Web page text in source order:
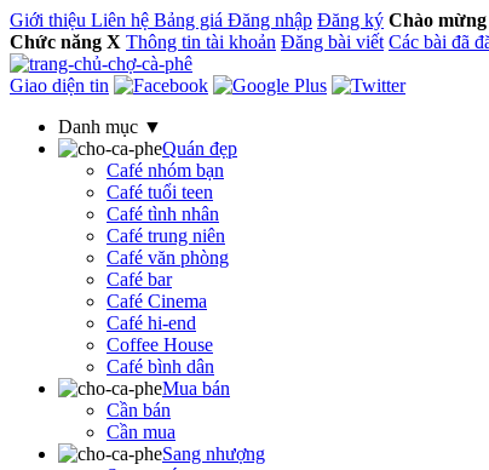
Giới thiệu Liên hệ Bảng giá Đăng nhập Đăng ký Chào mừng
Chức năng X Thông tin tài khoản Đăng bài viết Các bài đã
Giao diện tin
Danh mục ▼
Quán đẹp
Café nhóm bạn
Café tuổi teen
Café tình nhân
Café trung niên
Café văn phòng
Café bar
Café Cinema
Café hi-end
Coffee House
Café bình dân
Mua bán
Cần bán
Cần mua
Sang nhượng